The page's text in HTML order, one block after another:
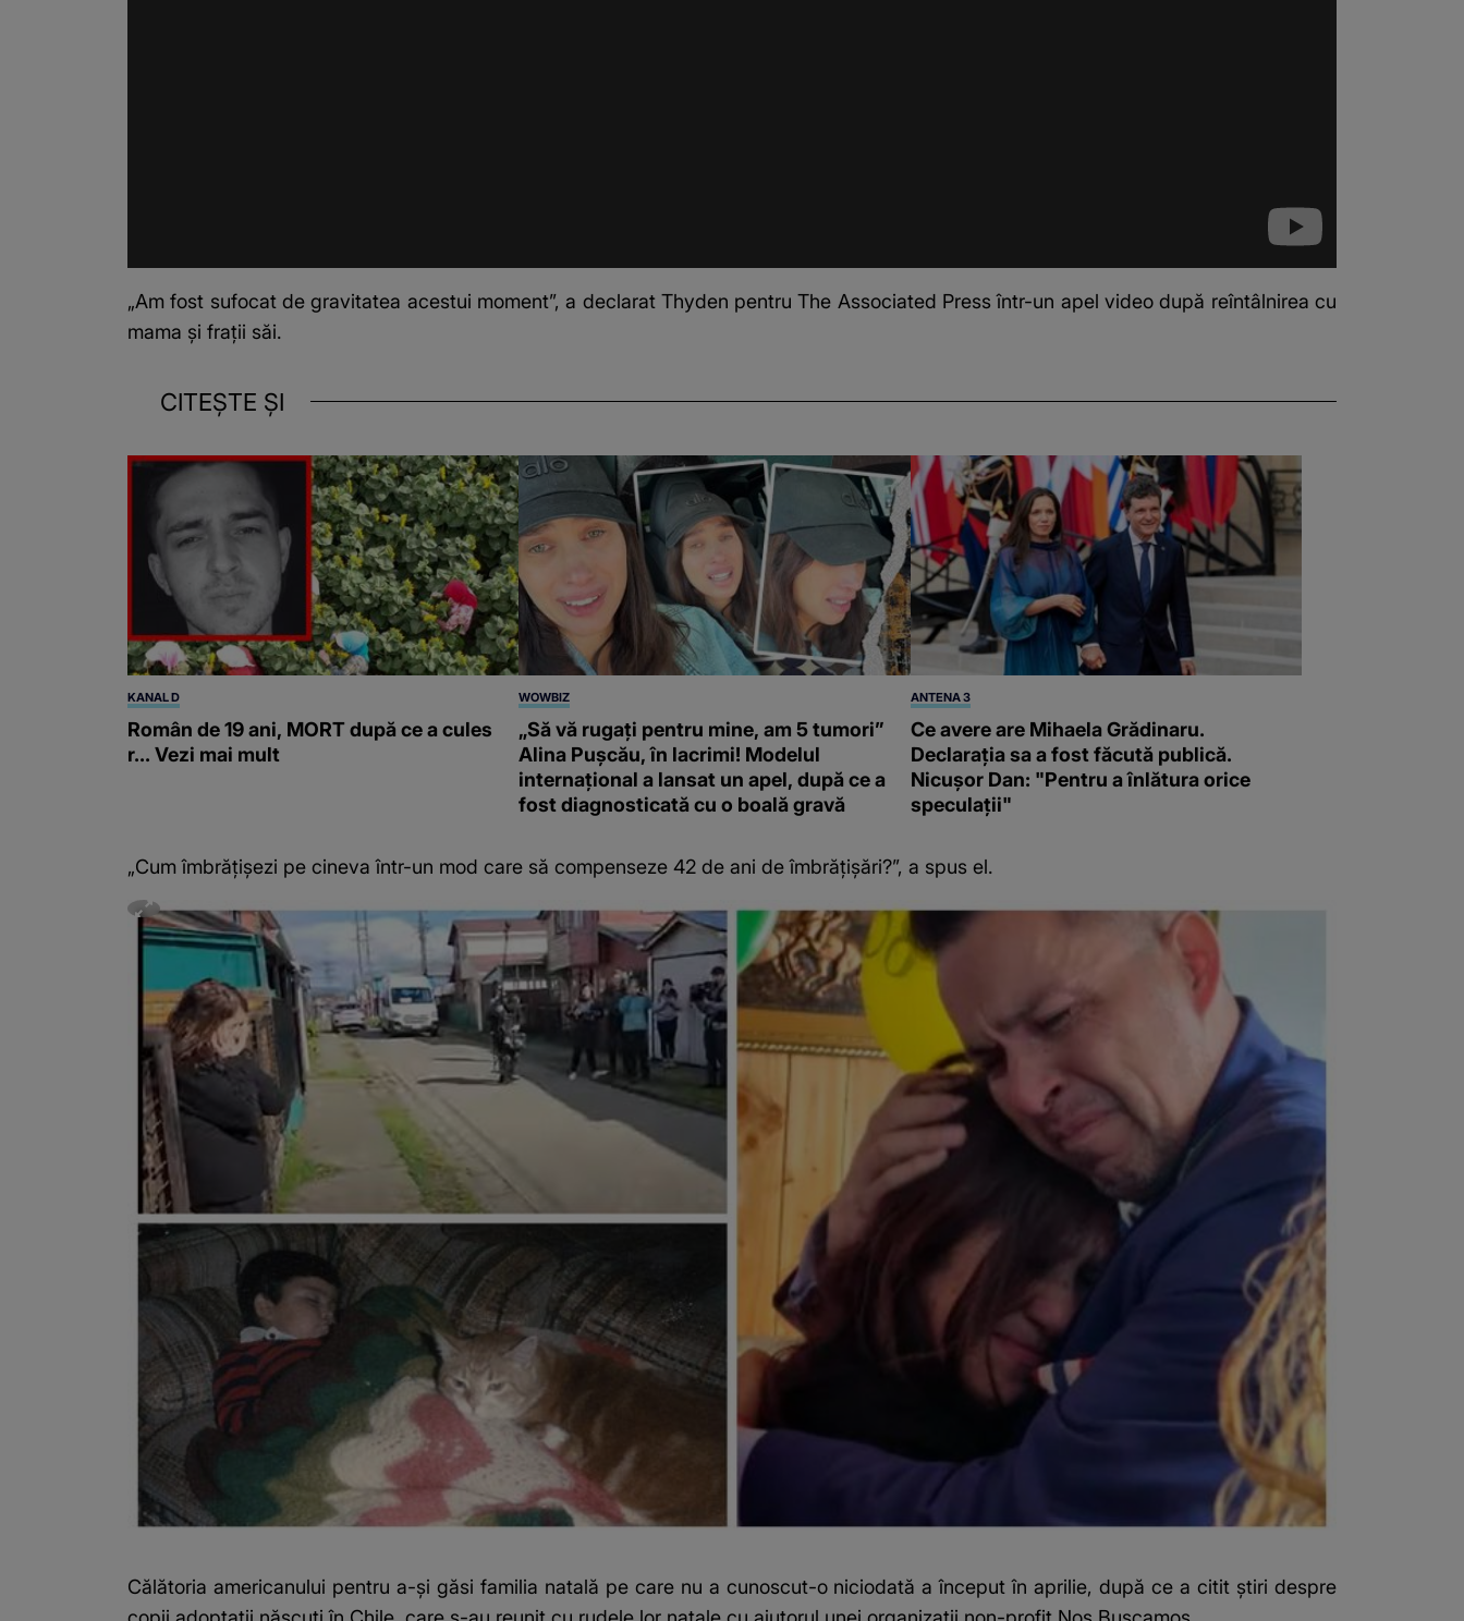
„Am fost sufocat de gravitatea acestui moment”, a declarat Thyden pentru The Associated Press într-un apel video după reîntâlnirea cu
mama și frații săi.
CITEȘTE ȘI
KANAL D
Român de 19 ani, MORT după ce a cules
r... Vezi mai mult
WOWBIZ
„Să vă rugați pentru mine, am 5 tumori”
Alina Pușcău, în lacrimi! Modelul
internațional a lansat un apel, după ce a
fost diagnosticată cu o boală gravă
ANTENA 3
Ce avere are Mihaela Grădinaru.
Declarația sa a fost făcută publică.
Nicușor Dan: "Pentru a înlătura orice
speculații"
„Cum îmbrățișezi pe cineva într-un mod care să compenseze 42 de ani de îmbrățișări?”, a spus el.
Călătoria americanului pentru a-și găsi familia natală pe care nu a cunoscut-o niciodată a început în aprilie, după ce a citit știri despre